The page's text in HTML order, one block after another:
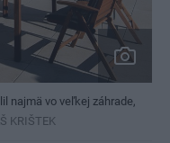
najmä vo veľkej záhrade,
KRIŠTEK